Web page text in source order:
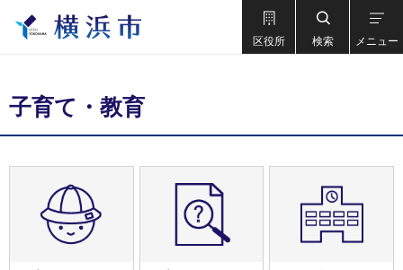
区役所 検索 メニュー
子育て・教育